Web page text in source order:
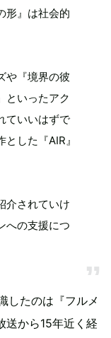
形』は社会的
や『境界の彼
といったアク
ていいはずで
した『AIR』
介されていけ
への支援につ
したのは『フルメ
送から15年近く経